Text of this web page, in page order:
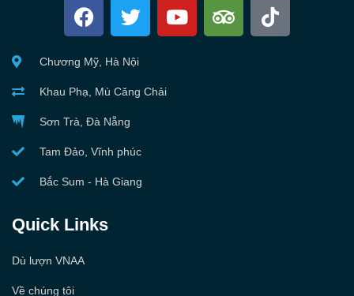
Chương Mỹ, Hà Nội
Khau Phạ, Mù Căng Chải
Sơn Trà, Đà Nẵng
Tam Đảo, Vĩnh phúc
Bắc Sum - Hà Giang
Quick Links
Dù lượn VNAA
Về chúng tôi